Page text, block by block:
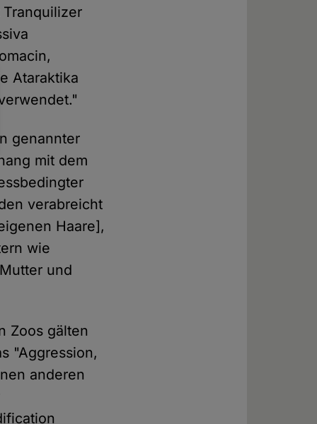
Ataraktika
genannter
mit dem
verabreicht
Haare],
wie
und
Zoos gälten
"Aggression,
anderen